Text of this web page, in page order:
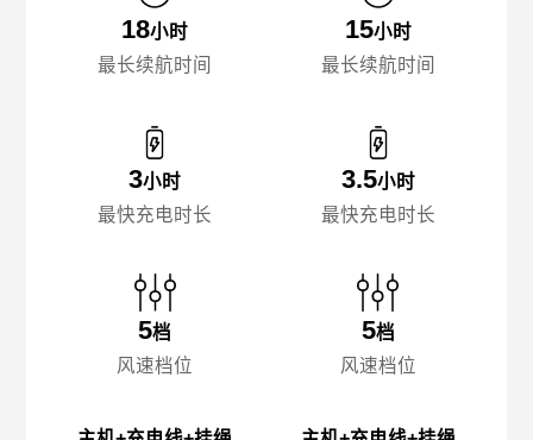
18小时
最长续航时间
3小时
最快充电时长
5档
风速档位
15小时
最长续航时间
3.5小时
最快充电时长
5档
风速档位